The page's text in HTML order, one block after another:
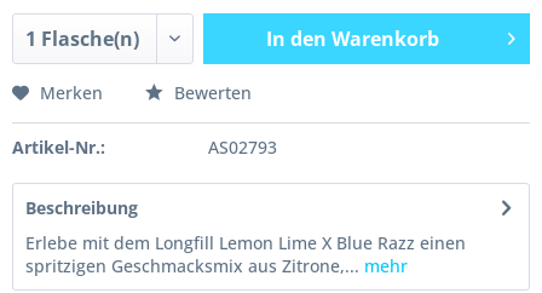
In den Warenkorb
Merken Bewerten
Artikel-Nr.: AS02793
Beschreibung
Erlebe mit dem Longfill Lemon Lime X Blue Razz einen
spritzigen Geschmacksmix aus Zitrone,... mehr